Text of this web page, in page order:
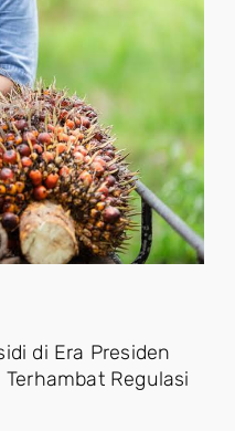
di Era Presiden
Regulasi